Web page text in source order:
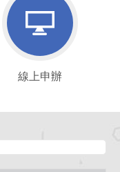
載
上
辦
線上申辦